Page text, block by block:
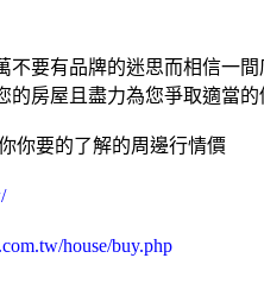
不要有品牌的迷思而相信一
的房屋且盡力為您爭取適當的
你要的了解的周邊行情價
house/buy.php